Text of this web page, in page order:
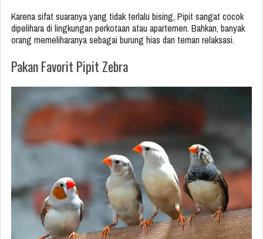
Karena sifat suaranya yang tidak terlalu bising, Pipit sangat cocok
dipelihara di lingkungan perkotaan atau apartemen. Bahkan, banyak
orang memeliharanya sebagai burung hias dan teman relaksasi.
Pakan Favorit Pipit Zebra